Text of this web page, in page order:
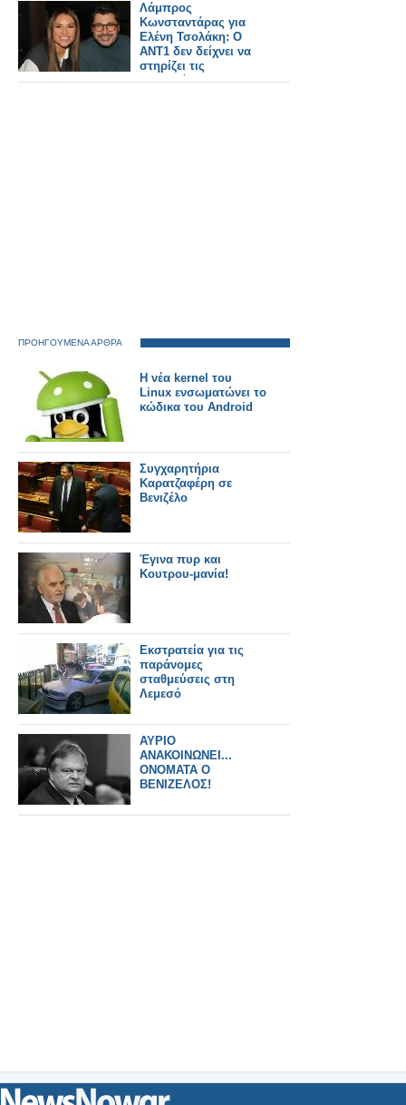
Λάμπρος
Κωνσταντάρας για
Ελένη Τσολάκη: Ο
ΑΝΤ1 δεν δείχνει να
στηρίζει τις
προσπάθειες που ο
ΠΡΟΗΓΟΥΜΕΝΑ ΑΡΘΡΑ
Η νέα kernel του
Linux ενσωματώνει το
κώδικα του Android
Συγχαρητήρια
Καρατζαφέρη σε
Βενιζέλο
Έγινα πυρ και
Kουτρου-μανία!
Εκστρατεία για τις
παράνομες
σταθμεύσεις στη
Λεμεσό
ΑΥΡΙΟ
ΑΝΑΚΟΙΝΩΝΕΙ...
ΟΝΟΜΑΤΑ Ο
ΒΕΝΙΖΕΛΟΣ!